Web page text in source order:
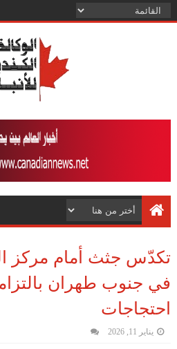
تكدّس جثث أمام مركز
في جنوب طهران
احتجاجات
يناير 11, 2026